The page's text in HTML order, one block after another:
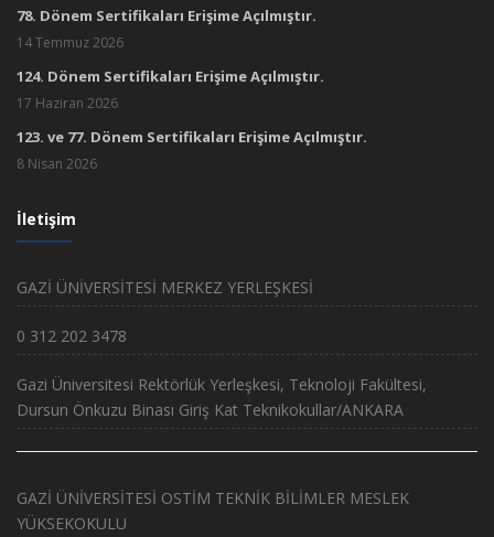
78. Dönem Sertifikaları Erişime Açılmıştır.
14 Temmuz 2026
124. Dönem Sertifikaları Erişime Açılmıştır.
17 Haziran 2026
123. ve 77. Dönem Sertifikaları Erişime Açılmıştır.
8 Nisan 2026
İletişim
GAZİ ÜNİVERSİTESİ MERKEZ YERLEŞKESİ
0 312 202 3478
Gazi Üniversitesi Rektörlük Yerleşkesi, Teknoloji Fakültesi,
Dursun Önkuzu Binası Giriş Kat Teknikokullar/ANKARA
GAZİ ÜNİVERSİTESİ OSTİM TEKNİK BİLİMLER MESLEK
YÜKSEKOKULU